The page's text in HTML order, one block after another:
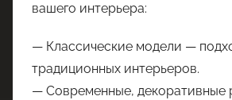
вашего интерьера:
— Классические модели —
традиционных интерьеров.
— Современные, декоративные